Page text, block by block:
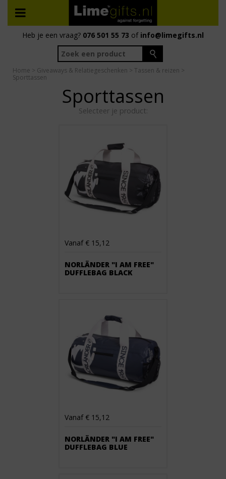
Heb je een vraag? 076 501 55 73 of info@limegifts.nl
Home > Giveaways & Relatiegeschenken > Tassen & reizen >
Sporttassen
Sporttassen
Selecteer je product:
Vanaf € 15,12
NORLÄNDER "I AM FREE"
DUFFLEBAG BLACK
Vanaf € 15,12
NORLÄNDER "I AM FREE"
DUFFLEBAG BLUE